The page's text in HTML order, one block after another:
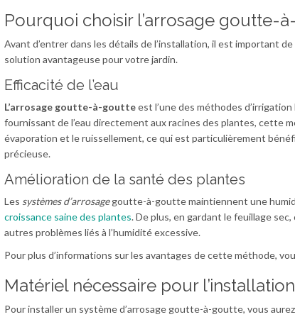
Pourquoi choisir l’arrosage goutte-
Avant d’entrer dans les détails de l’installation, il est important
solution avantageuse pour votre jardin.
Efficacité de l’eau
L’arrosage goutte-à-goutteest l’une des méthodes
fournissant de l’eau directement aux racines des plantes, cette
évaporation et le ruissellement, ce qui est particulièrement
précieuse.
Amélioration de la santé des plantes
Les systèmes d’arrosagegoutte-à-goutte maintiennent une
croissance saine des plantes. De plus, en gardant le feuillage
autres problèmes liés à l’humidité excessive.
Pour plus d’informations sur les avantages de cette méthode,
Matériel nécessaire pour l’installation
Pour installer un système d’arrosage goutte-à-goutte, vous